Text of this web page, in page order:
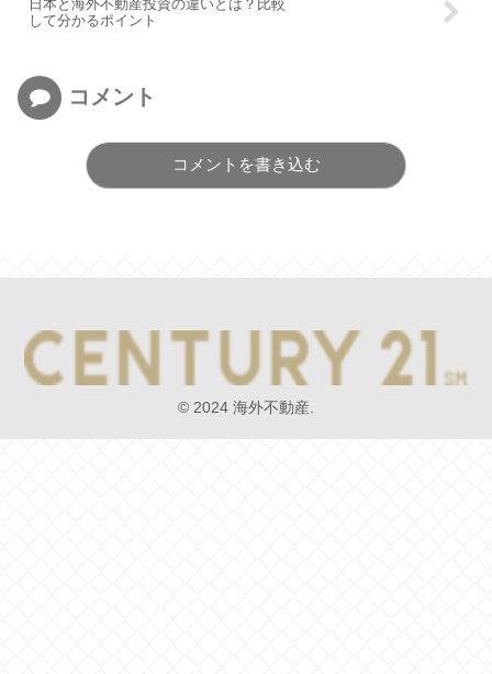
日本と海外不動産投資の違いとは？比較
して分かるポイント
コメント
コメントを書き込む
© 2024 海外不動産.